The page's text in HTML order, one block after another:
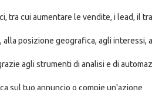
tra cui aumentare le vendite, i lead, il
posizione geografica, agli interessi,
agli strumenti di analisi e di
sul tuo annuncio o compie un'azione